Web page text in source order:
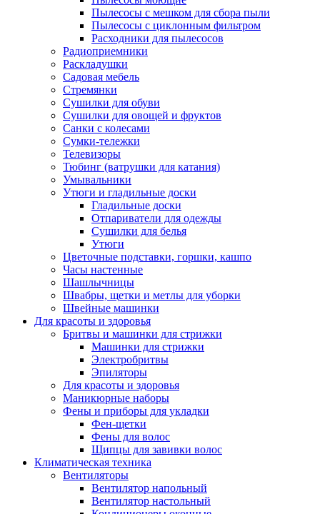
Пылесосы с мешком для сбора пыли
Пылесосы с циклонным фильтром
Расходники для пылесосов
Радиоприемники
Раскладушки
Садовая мебель
Стремянки
Сушилки для обуви
Сушилки для овощей и фруктов
Санки с колесами
Сумки-тележки
Телевизоры
Тюбинг (ватрушки для катания)
Умывальники
Утюги и гладильные доски
Гладильные доски
Отпариватели для одежды
Сушилки для белья
Утюги
Цветочные подставки, горшки, кашпо
Часы настенные
Шашлычницы
Швабры, щетки и метлы для уборки
Швейные машинки
Для красоты и здоровья
Бритвы и машинки для стрижки
Машинки для стрижки
Электробритвы
Эпиляторы
Для красоты и здоровья
Маникюрные наборы
Фены и приборы для укладки
Фен-щетки
Фены для волос
Щипцы для завивки волос
Климатическая техника
Вентиляторы
Вентилятор напольный
Вентилятор настольный